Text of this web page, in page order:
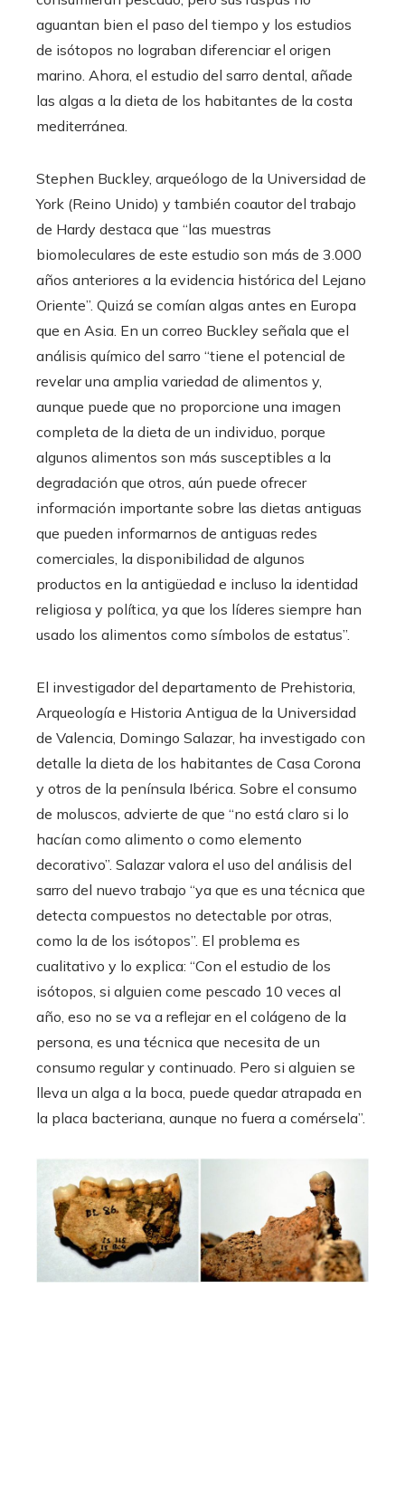
aguantan bien el paso del tiempo y los estudios
de isótopos no lograban diferenciar el origen
marino. Ahora, el estudio del sarro dental, añade
las algas a la dieta de los habitantes de la costa
mediterránea.
Stephen Buckley, arqueólogo de la Universidad de
York (Reino Unido) y también coautor del trabajo
de Hardy destaca que “las muestras
biomoleculares de este estudio son más de 3.000
años anteriores a la evidencia histórica del Lejano
Oriente”. Quizá se comían algas antes en Europa
que en Asia. En un correo Buckley señala que el
análisis químico del sarro “tiene el potencial de
revelar una amplia variedad de alimentos y,
aunque puede que no proporcione una imagen
completa de la dieta de un individuo, porque
algunos alimentos son más susceptibles a la
degradación que otros, aún puede ofrecer
información importante sobre las dietas antiguas
que pueden informarnos de antiguas redes
comerciales, la disponibilidad de algunos
productos en la antigüedad e incluso la identidad
religiosa y política, ya que los líderes siempre han
usado los alimentos como símbolos de estatus”.
El investigador del departamento de Prehistoria,
Arqueología e Historia Antigua de la Universidad
de Valencia, Domingo Salazar, ha investigado con
detalle la dieta de los habitantes de Casa Corona
y otros de la península Ibérica. Sobre el consumo
de moluscos, advierte de que “no está claro si lo
hacían como alimento o como elemento
decorativo”. Salazar valora el uso del análisis del
sarro del nuevo trabajo “ya que es una técnica que
detecta compuestos no detectable por otras,
como la de los isótopos”. El problema es
cualitativo y lo explica: “Con el estudio de los
isótopos, si alguien come pescado 10 veces al
año, eso no se va a reflejar en el colágeno de la
persona, es una técnica que necesita de un
consumo regular y continuado. Pero si alguien se
lleva un alga a la boca, puede quedar atrapada en
la placa bacteriana, aunque no fuera a comérsela”.